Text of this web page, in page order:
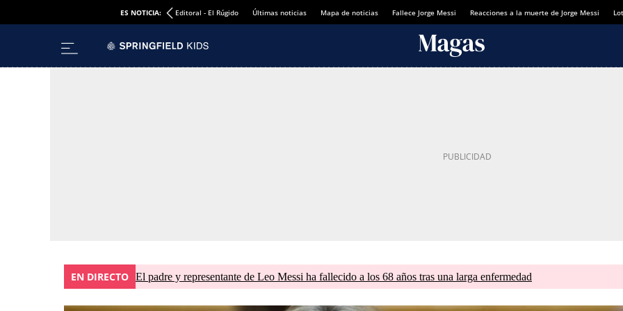
ES NOTICIA: Editoral - El Rúgido Últimas noticias Mapa de noticias Fallece Jorge Messi Reacciones a la muerte de Jorge Messi
EN DIRECTO El padre y representante de Leo Messi ha fallecido a los 68 años tras una larga enfermedad